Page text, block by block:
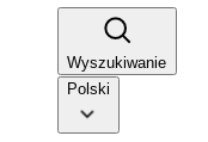
Wyszukiwanie​​
Polski